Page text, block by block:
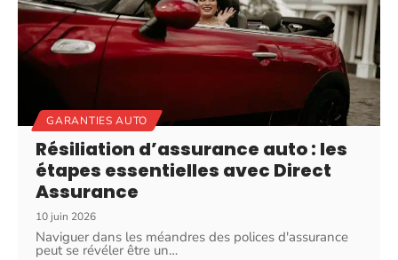
GARANTIES AUTO
Résiliation d’assurance auto : les
étapes essentielles avec Direct
Assurance
10 juin 2026
Naviguer dans les méandres des polices d'assurance
peut se révéler être un…